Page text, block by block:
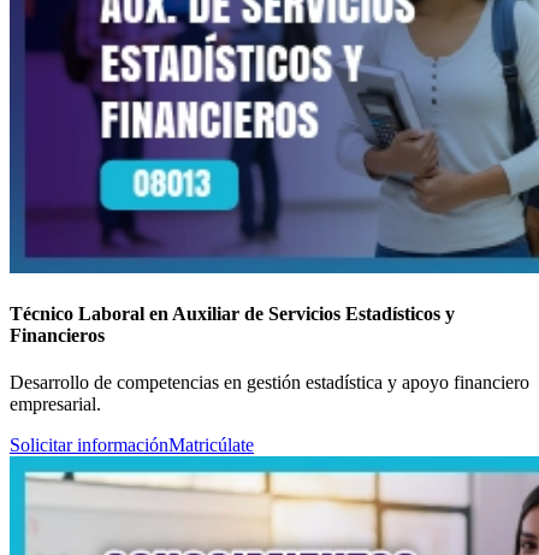
Técnico Laboral en Auxiliar de Servicios Estadísticos y
Financieros
Desarrollo de competencias en gestión estadística y apoyo financiero
empresarial.
Solicitar informaciónMatricúlate